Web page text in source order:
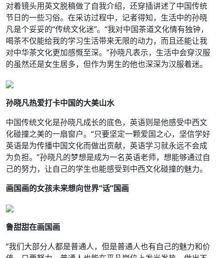
对着镜头用英文脱稿做了自我介绍，还穿插讲述了中国传统
节日的一些习俗。在采访过程中，记者得知，生活中的孙晓
凡是个妥妥的“传统文化迷”。“我对中国茶道文化情有独钟，
喝茶不仅能给我的学习生活带来无限的动力，而且还能让我
对中华茶文化更加感慨至深。”孙晓凡表示，生活中会穿汉服
的虽然还是女生居多，但作为男生的他也深深为汉服着迷。
孙晓凡热爱打卡中国的大美山水
中国传统文化是孙晓凡成长的底色，英语则是他感受中西文
化碰撞之美的一扇窗户。“只要坚定一颗爱国之心，坚信学好
英语是为传播中国文化而做出贡献，英语学习就永远不会成
为负担。”孙晓凡的梦想是成为一名英语老师，想能够通过自
己的努力，让自己的学生也能感受到中西文化碰撞的魅力。
画国画的女孩未来想向世界“话”国画
鲁甜甜在画国画
“我们大部分人都是普通人，但是普通人也有自己的魅力和价